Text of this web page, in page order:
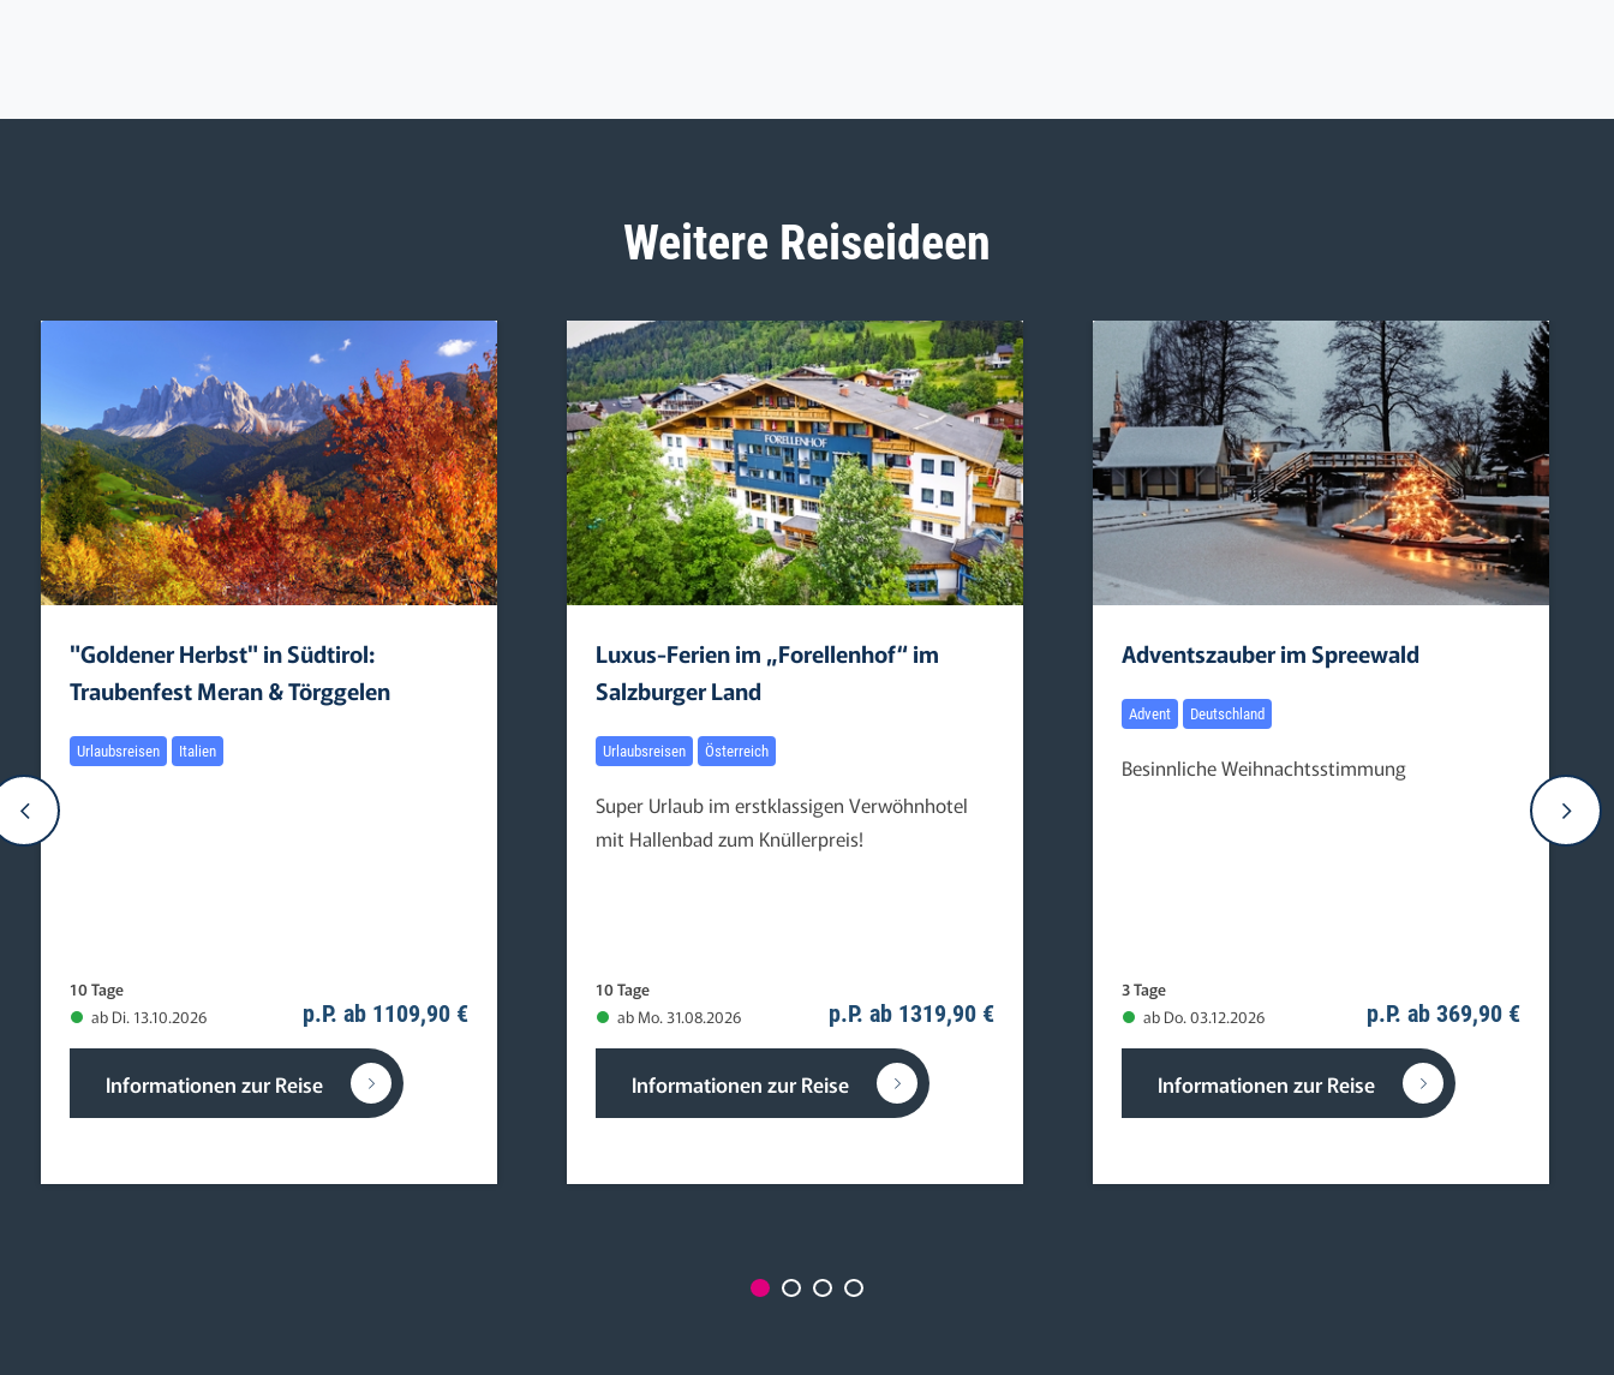
Weitere Reiseideen
"Goldener Herbst" in Südtirol:
Traubenfest Meran & Törggelen
Urlaubsreisen Italien
10 Tage
ab Di. 13.10.2026
p.P. ab 1109,90 €
Informationen zur Reise
Luxus-Ferien im „Forellenhof“ im
Salzburger Land
Urlaubsreisen Österreich
Super Urlaub im erstklassigen Verwöhnhotel
mit Hallenbad zum Knüllerpreis!
10 Tage
ab Mo. 31.08.2026
p.P. ab 1319,90 €
Informationen zur Reise
Adventszauber im Spreewald
Advent Deutschland
Besinnliche Weihnachtsstimmung
3 Tage
ab Do. 03.12.2026
p.P. ab 369,90 €
Informationen zur Reise